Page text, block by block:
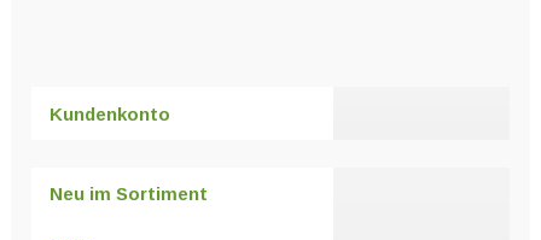
Kundenkonto
Neu im Sortiment